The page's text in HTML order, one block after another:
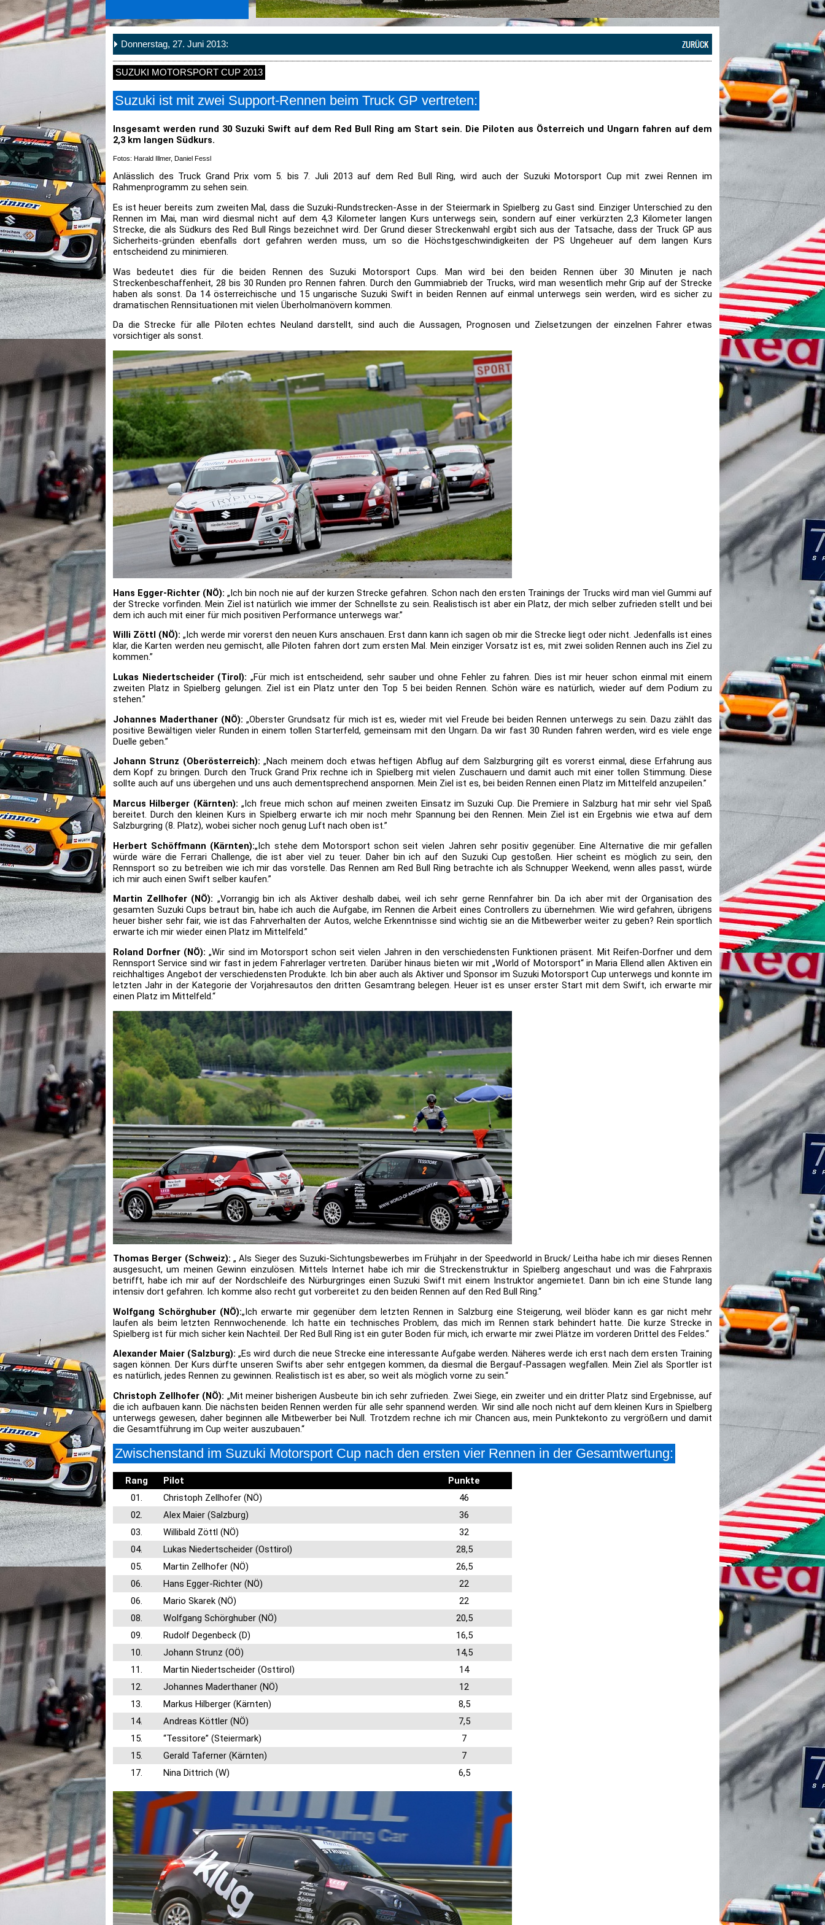
Donnerstag, 27. Juni 2013:
SUZUKI MOTORSPORT CUP 2013
Suzuki ist mit zwei Support-Rennen beim Truck GP vertreten:
Insgesamt werden rund 30 Suzuki Swift auf dem Red Bull Ring am Start sein. Die Piloten aus Österreich und Ungarn fahren auf dem
2,3 km langen Südkurs.
Fotos: Harald Illmer, Daniel Fessl
Anlässlich des Truck Grand Prix vom 5. bis 7. Juli 2013 auf dem Red Bull Ring, wird auch der Suzuki Motorsport Cup mit zwei Rennen im
Rahmenprogramm zu sehen sein.
Es ist heuer bereits zum zweiten Mal, dass die Suzuki-Rundstrecken-Asse in der Steiermark in Spielberg zu Gast sind. Einziger Unterschied zu den
Rennen im Mai, man wird diesmal nicht auf dem 4,3 Kilometer langen Kurs unterwegs sein, sondern auf einer verkürzten 2,3 Kilometer langen
Strecke, die als Südkurs des Red Bull Rings bezeichnet wird. Der Grund dieser Streckenwahl ergibt sich aus der Tatsache, dass der Truck GP aus
Sicherheits-gründen ebenfalls dort gefahren werden muss, um so die Höchstgeschwindigkeiten der PS Ungeheuer auf dem langen Kurs
entscheidend zu minimieren.
Was bedeutet dies für die beiden Rennen des Suzuki Motorsport Cups. Man wird bei den beiden Rennen über 30 Minuten je nach
Streckenbeschaffenheit, 28 bis 30 Runden pro Rennen fahren. Durch den Gummiabrieb der Trucks, wird man wesentlich mehr Grip auf der Strecke
haben als sonst. Da 14 österreichische und 15 ungarische Suzuki Swift in beiden Rennen auf einmal unterwegs sein werden, wird es sicher zu
dramatischen Rennsituationen mit vielen Überholmanövern kommen.
Da die Strecke für alle Piloten echtes Neuland darstellt, sind auch die Aussagen, Prognosen und Zielsetzungen der einzelnen Fahrer etwas
vorsichtiger als sonst.
Hans Egger-Richter (NÖ): „Ich bin noch nie auf der kurzen Strecke gefahren. Schon nach den ersten Trainings der Trucks wird man viel Gummi auf
der Strecke vorfinden. Mein Ziel ist natürlich wie immer der Schnellste zu sein. Realistisch ist aber ein Platz, der mich selber zufrieden stellt und bei
dem ich auch mit einer für mich positiven Performance unterwegs war.”
Willi Zöttl (NÖ): „Ich werde mir vorerst den neuen Kurs anschauen. Erst dann kann ich sagen ob mir die Strecke liegt oder nicht. Jedenfalls ist eines
klar, die Karten werden neu gemischt, alle Piloten fahren dort zum ersten Mal. Mein einziger Vorsatz ist es, mit zwei soliden Rennen auch ins Ziel zu
kommen.”
Lukas Niedertscheider (Tirol): „Für mich ist entscheidend, sehr sauber und ohne Fehler zu fahren. Dies ist mir heuer schon einmal mit einem
zweiten Platz in Spielberg gelungen. Ziel ist ein Platz unter den Top 5 bei beiden Rennen. Schön wäre es natürlich, wieder auf dem Podium zu
stehen.”
Johannes Maderthaner (NÖ): „Oberster Grundsatz für mich ist es, wieder mit viel Freude bei beiden Rennen unterwegs zu sein. Dazu zählt das
positive Bewältigen vieler Runden in einem tollen Starterfeld, gemeinsam mit den Ungarn. Da wir fast 30 Runden fahren werden, wird es viele enge
Duelle geben.”
Johann Strunz (Oberösterreich): „Nach meinem doch etwas heftigen Abflug auf dem Salzburgring gilt es vorerst einmal, diese Erfahrung aus
dem Kopf zu bringen. Durch den Truck Grand Prix rechne ich in Spielberg mit vielen Zuschauern und damit auch mit einer tollen Stimmung. Diese
sollte auch auf uns übergehen und uns auch dementsprechend anspornen. Mein Ziel ist es, bei beiden Rennen einen Platz im Mittelfeld anzupeilen.”
Marcus Hilberger (Kärnten):„Ich freue mich schon auf meinen zweiten Einsatz im Suzuki Cup. Die Premiere in Salzburg hat mir sehr viel Spaß
bereitet. Durch den kleinen Kurs in Spielberg erwarte ich mir noch mehr Spannung bei den Rennen. Mein Ziel ist ein Ergebnis wie etwa auf dem
Salzburgring (8. Platz), wobei sicher noch genug Luft nach oben ist.”
Herbert Schöffmann (Kärnten):„Ich stehe dem Motorsport schon seit vielen Jahren sehr positiv gegenüber. Eine Alternative die mir gefallen
würde wäre die Ferrari Challenge, die ist aber viel zu teuer. Daher bin ich auf den Suzuki Cup gestoßen. Hier scheint es möglich zu sein, den
Rennsport so zu betreiben wie ich mir das vorstelle. Das Rennen am Red Bull Ring betrachte ich als Schnupper Weekend, wenn alles passt, würde
ich mir auch einen Swift selber kaufen.”
Martin Zellhofer (NÖ): „Vorrangig bin ich als Aktiver deshalb dabei, weil ich sehr gerne Rennfahrer bin. Da ich aber mit der Organisation des
gesamten Suzuki Cups betraut bin, habe ich auch die Aufgabe, im Rennen die Arbeit eines Controllers zu übernehmen. Wie wird gefahren, übrigens
heuer bisher sehr fair, wie ist das Fahrverhalten der Autos, welche Erkenntnisse sind wichtig sie an die Mitbewerber weiter zu geben? Rein sportlich
erwarte ich mir wieder einen Platz im Mittelfeld.”
Roland Dorfner (NÖ): „Wir sind im Motorsport schon seit vielen Jahren in den verschiedensten Funktionen präsent. Mit Reifen-Dorfner und dem
Rennsport Service sind wir fast in jedem Fahrerlager vertreten. Darüber hinaus bieten wir mit „World of Motorsport“ in Maria Ellend allen Aktiven ein
reichhaltiges Angebot der verschiedensten Produkte. Ich bin aber auch als Aktiver und Sponsor im Suzuki Motorsport Cup unterwegs und konnte im
letzten Jahr in der Kategorie der Vorjahresautos den dritten Gesamtrang belegen. Heuer ist es unser erster Start mit dem Swift, ich erwarte mir
einen Platz im Mittelfeld.“
Thomas Berger (Schweiz):„ Als Sieger des Suzuki-Sichtungsbewerbes im Frühjahr in der Speedworld in Bruck/ Leitha habe ich mir dieses Rennen
ausgesucht, um meinen Gewinn einzulösen. Mittels Internet habe ich mir die Streckenstruktur in Spielberg angeschaut und was die Fahrpraxis
betrifft, habe ich mir auf der Nordschleife des Nürburgringes einen Suzuki Swift mit einem Instruktor angemietet. Dann bin ich eine Stunde lang
intensiv dort gefahren. Ich komme also recht gut vorbereitet zu den beiden Rennen auf den Red Bull Ring.“
Wolfgang Schörghuber (NÖ):„Ich erwarte mir gegenüber dem letzten Rennen in Salzburg eine Steigerung, weil blöder kann es gar nicht mehr
laufen als beim letzten Rennwochenende. Ich hatte ein technisches Problem, das mich im Rennen stark behindert hatte. Die kurze Strecke in
Spielberg ist für mich sicher kein Nachteil. Der Red Bull Ring ist ein guter Boden für mich, ich erwarte mir zwei Plätze im vorderen Drittel des Feldes.“
Alexander Maier (Salzburg):„Es wird durch die neue Strecke eine interessante Aufgabe werden. Näheres werde ich erst nach dem ersten Training
sagen können. Der Kurs dürfte unseren Swifts aber sehr entgegen kommen, da diesmal die Bergauf-Passagen wegfallen. Mein Ziel als Sportler ist
es natürlich, jedes Rennen zu gewinnen. Realistisch ist es aber, so weit als möglich vorne zu sein.“
Christoph Zellhofer (NÖ): „Mit meiner bisherigen Ausbeute bin ich sehr zufrieden. Zwei Siege, ein zweiter und ein dritter Platz sind Ergebnisse, auf
die ich aufbauen kann. Die nächsten beiden Rennen werden für alle sehr spannend werden. Wir sind alle noch nicht auf dem kleinen Kurs in Spielberg
unterwegs gewesen, daher beginnen alle Mitbewerber bei Null. Trotzdem rechne ich mir Chancen aus, mein Punktekonto zu vergrößern und damit
die Gesamtführung im Cup weiter auszubauen.“
Zwischenstand im Suzuki Motorsport Cup nach den ersten vier Rennen in der Gesamtwertung:
Rang Pilot
Punkte
01.
Christoph Zellhofer (NÖ)
46
02.
Alex Maier (Salzburg)
36
03.
Willibald Zöttl (NÖ)
32
04.
Lukas Niedertscheider (Osttirol)
28,5
05.
Martin Zellhofer (NÖ)
26,5
06.
Hans Egger-Richter (NÖ)
22
06.
Mario Skarek (NÖ)
22
08.
Wolfgang Schörghuber (NÖ)
20,5
09.
Rudolf Degenbeck (D)
16,5
10.
Johann Strunz (OÖ)
14,5
11.
Martin Niedertscheider (Osttirol)
14
12.
Johannes Maderthaner (NÖ)
12
13.
Markus Hilberger (Kärnten)
8,5
14.
Andreas Köttler (NÖ)
7,5
15.
“Tessitore” (Steiermark)
7
15.
Gerald Taferner (Kärnten)
7
17.
Nina Dittrich (W) 6,5